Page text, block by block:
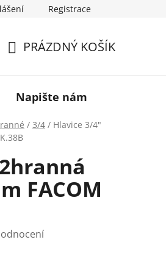
značky TONARegistrace
KOŠÍK
PRÁZDNÝ KOŠÍK
Napište nám
/ 3/4 / Hlavice 3/4"
FACOM